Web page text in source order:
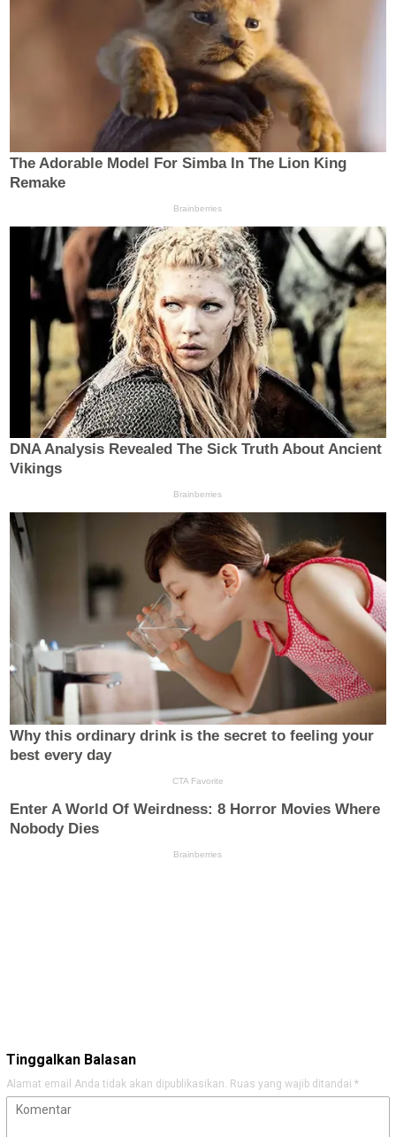
Tinggalkan Balasan
Alamat email Anda tidak akan dipublikasikan. Ruas yang wajib ditandai *